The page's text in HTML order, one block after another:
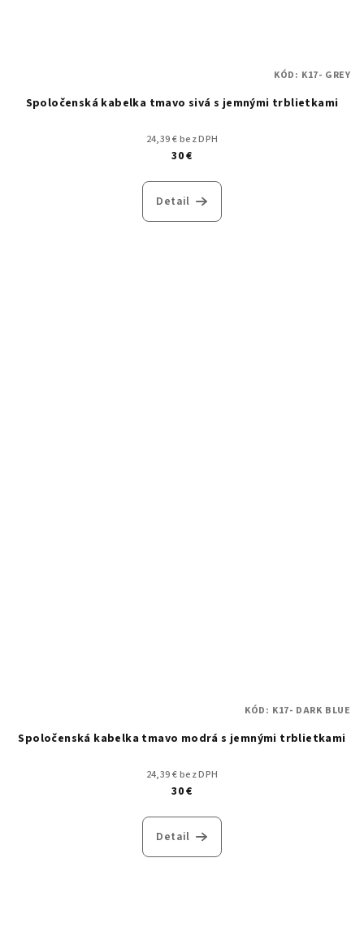
Spoločenská kabelka tmavo sivá s jemnými trblietkami
24,39 € bez DPH
30 €
Detail
KÓD: K17- GREY
Spoločenská kabelka tmavo modrá s jemnými trblietkami
24,39 € bez DPH
30 €
Detail
KÓD: K17- DARK BLUE